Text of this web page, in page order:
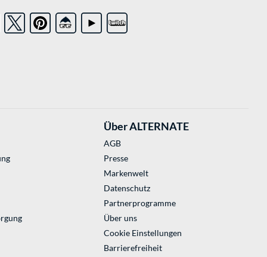
Über ALTERNATE
AGB
Presse
Markenwelt
Datenschutz
Partnerprogramme
Über uns
Cookie Einstellungen
Barrierefreiheit